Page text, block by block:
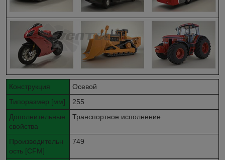
Конструкция
Осевой
Типоразмер [мм]
255
Дополнительные
свойства
Транспортное исполнение
Производительн
ость [CFM]
749